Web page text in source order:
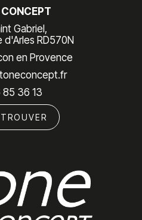
Gabriel,
d'Arles RD570N
en Provence
85 36 13